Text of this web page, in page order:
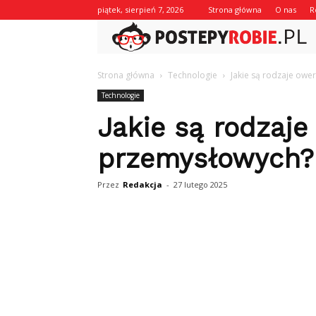
piątek, sierpień 7, 2026 Strona główna O nas
Strona główna Technologie Jakie są rodzaje
Technologie
Jakie są
przemysłowych?
Przez Redakcja - 27 lutego 2025